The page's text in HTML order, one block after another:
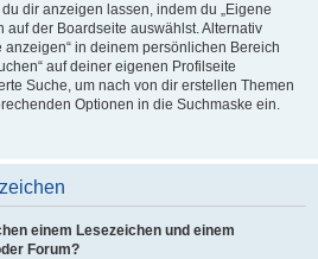
dir anzeigen lassen, indem du „Eigene
auf der Boardseite auswählst. Alternativ
anzeigen“ in deinem persönlichen Bereich
auf deiner eigenen Profilseite
Suche, um nach von dir erstellen Themen
Optionen in die Suchmaske ein.
einem Lesezeichen und einem
Forum?